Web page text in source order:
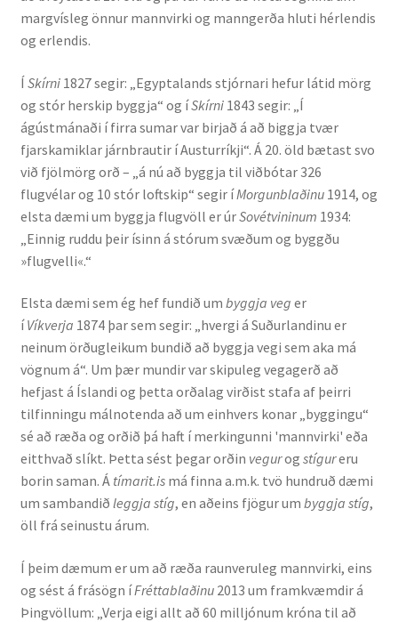
Þjónusta
Rannsóknir
Máltækni
Orðalyklar og orðafar
Orðhlutafræði
Söguleg setningafræði
Hljóð og hljóðkerfi
Staða íslenskunnar
Ritverk og erindi
Bækur
Önnur ritverk
Ritrýndar greinar
margvísleg önnur mannvirki og manngerða hluti hérlendis
og erlendis.
ÍSkírni 1827 segir: „Egyptalands stjórnari hefur látid mörg
og stór herskip byggja“ og íSkírni 1843 segir: „Í
ágústmánaði í firra sumar var birjað á að biggja tvær
fjarskamiklar járnbrautir í Austurríkji“. Á 20. öld bætast svo
við fjölmörg orð – „á nú að byggja til viðbótar 326
flugvélar og 10 stór loftskip“ segir íMorgunblaðinu 1914, og
elsta dæmi um byggja flugvöll er úrSovétvininum 1934:
„Einnig ruddu þeir ísinn á stórum svæðum og byggðu
»flugvelli«.“
Elsta dæmi sem ég hef fundið um byggja veg er
íVíkverja 1874 þar sem segir: „hvergi á Suðurlandinu er
neinum örðugleikum bundið að byggja vegi sem aka má
vögnum á“. Um þær mundir var skipuleg vegagerð að
hefjast á Íslandi og þetta orðalag virðist stafa af þeirri
tilfinningu málnotenda að um einhvers konar „byggingu“
sé að ræða og orðið þá haft í merkingunni 'mannvirki' eða
eitthvað slíkt. Þetta sést þegar orðin vegurog stígureru
borin saman. Á tímarit.ismá finna a.m.k. tvö hundruð dæmi
um sambandið leggja stíg, en aðeins fjögur um byggja stíg,
öll frá seinustu árum.
Í þeim dæmum er um að ræða raunveruleg mannvirki, eins
og sést á frásögn íFréttablaðinu2013 um framkvæmdir á
Þingvöllum: „Verja eigi allt að 60 milljónum króna til að